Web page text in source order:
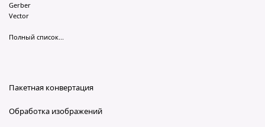
Gerber
Vector
Полный список...
Пакетная конвертация
Обработка изображений